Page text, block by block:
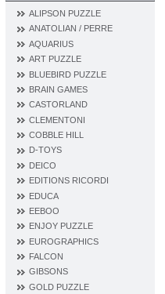
ALIPSON PUZZLE
ANATOLIAN / PERRE
AQUARIUS
ART PUZZLE
BLUEBIRD PUZZLE
BRAIN GAMES
CASTORLAND
CLEMENTONI
COBBLE HILL
D‐TOYS
DEICO
EDITIONS RICORDI
EDUCA
EEBOO
ENJOY PUZZLE
EUROGRAPHICS
FALCON
GIBSONS
GOLD PUZZLE